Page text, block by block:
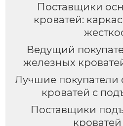
Поставщики
кроватей:
Ведущий
железных
Лучшие покупатели
кроватей с
Поставщики